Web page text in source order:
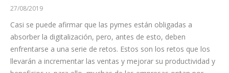
27/08/2019
Casi se puede afirmar que las pymes están obligadas a
absorber la digitalización, pero, antes de esto, deben
enfrentarse a una serie de retos. Estos son los retos que los
llevarán a incrementar las ventas y mejorar su productividad y